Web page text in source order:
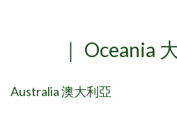
｜ Oceania
Australia 澳大利亞